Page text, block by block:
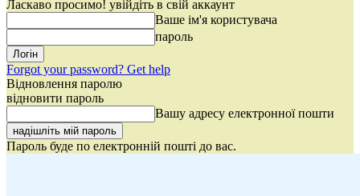
Ласкаво просимо! увійдіть в свій аккаунт
Ваше ім'я користувача
пароль
Forgot your password? Get help
Відновлення паролю
відновити пароль
Вашу адресу електронної пошти
Пароль буде по електронній пошті до вас.